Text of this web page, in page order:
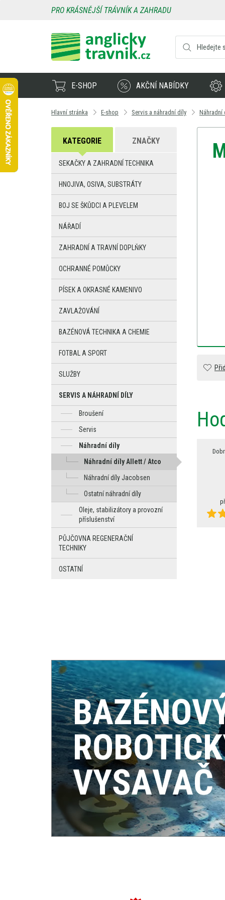
PRO KRÁSNĚJŠÍ TRÁVNÍK A ZAHRADU
E-SHOP AKČNÍ NABÍDKY
Hlavní stránka E-shop Servis a náhradní díly Náhradní
KATEGORIE ZNAČKY
SEKAČKY A ZAHRADNÍ TECHNIKA
HNOJIVA, OSIVA, SUBSTRÁTY
BOJ SE ŠKŮDCI A PLEVELEM
NÁŘADÍ
ZAHRADNÍ A TRAVNÍ DOPLŇKY
OCHRANNÉ POMŮCKY
PÍSEK A OKRASNÉ KAMENIVO
ZAVLAŽOVÁNÍ
BAZÉNOVÁ TECHNIKA A CHEMIE
FOTBAL A SPORT
SLUŽBY
SERVIS A NÁHRADNÍ DÍLY
Broušení
Servis
Náhradní díly
Náhradní díly Allett / Atco
Náhradní díly Jacobsen
Ostatní náhradní díly
Oleje, stabilizátory a provozní
příslušenství
PŮJČOVNA REGENERAČNÍ
TECHNIKY
OSTATNÍ